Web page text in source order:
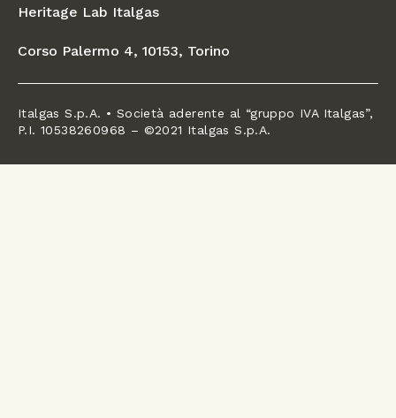
Heritage Lab Italgas
Corso Palermo 4, 10153, Torino
Italgas S.p.A. • Società aderente al “gruppo IVA Italgas”,
P.I. 10538260968 – ©2021 Italgas S.p.A.